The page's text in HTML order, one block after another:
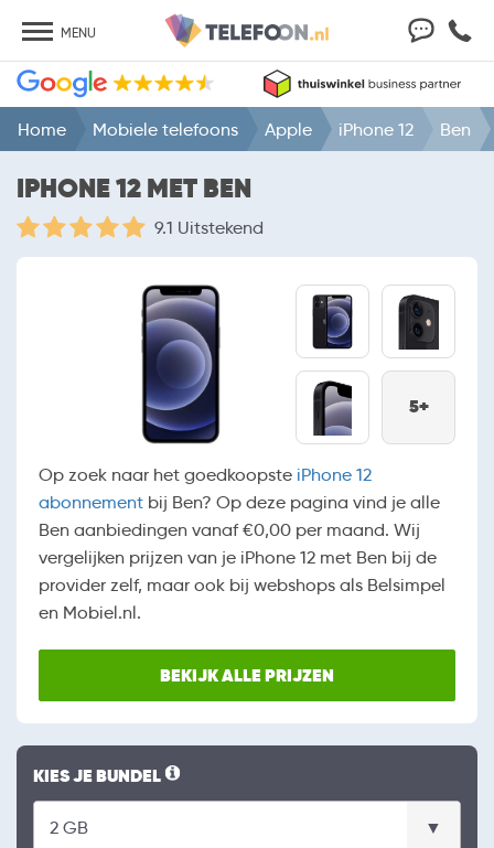
MENU
Home Mobiele telefoons Apple iPhone 12 Ben
IPHONE 12 MET BEN
9.1 Uitstekend
5+
Op zoek naar het goedkoopste iPhone 12
abonnement bij Ben? Op deze pagina vind je alle
Ben aanbiedingen vanaf €0,00 per maand. Wij
vergelijken prijzen van je iPhone 12 met Ben bij de
provider zelf, maar ook bij webshops als Belsimpel
en Mobiel.nl.
BEKIJK ALLE PRIJZEN
KIES JE BUNDEL